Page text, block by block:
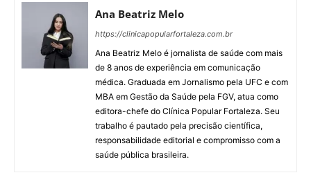
Ana Beatriz Melo
https://clinicapopularfortaleza.com.br
Ana Beatriz Melo é jornalista de saúde com mais
de 8 anos de experiência em comunicação
médica. Graduada em Jornalismo pela UFC e com
MBA em Gestão da Saúde pela FGV, atua como
editora-chefe do Clínica Popular Fortaleza. Seu
trabalho é pautado pela precisão científica,
responsabilidade editorial e compromisso com a
saúde pública brasileira.